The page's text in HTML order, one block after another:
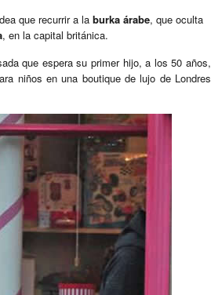
que recurrir a la burka árabe, que oculta
, en la capital británica.
que espera su primer hijo, a los 50 años,
niños en una boutique de lujo de Londres